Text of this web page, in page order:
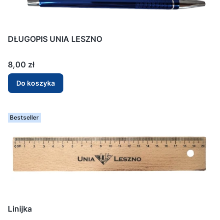
DŁUGOPIS UNIA LESZNO
Cena
8,00 zł
Do koszyka
Bestseller
Linijka